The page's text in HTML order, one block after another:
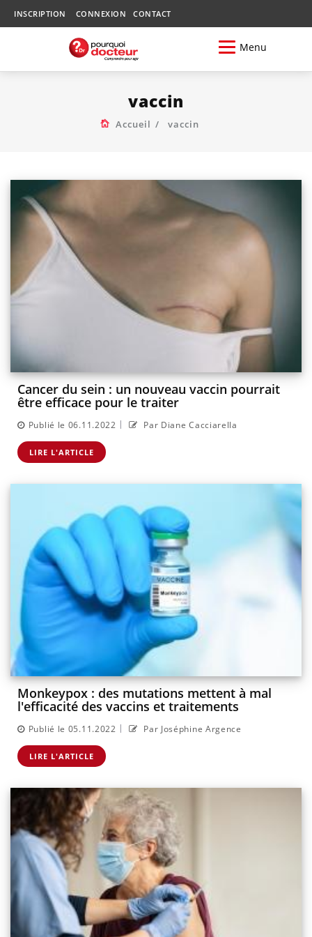
INSCRIPTION CONNEXION CONTACT
Menu
vaccin
Accueil vaccin
Cancer du sein : un nouveau vaccin pourrait
être efficace pour le traiter
Publié le 06.11.2022 | Par Diane Cacciarella
LIRE L'ARTICLE
Monkeypox : des mutations mettent à mal
l'efficacité des vaccins et traitements
Publié le 05.11.2022 | Par Joséphine Argence
LIRE L'ARTICLE